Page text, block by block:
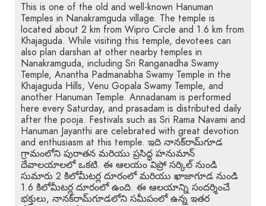
This is one of the old and well-known Hanuman
Temples in Nanakramguda village. The temple is
located about 2 km from Wipro Circle and 1.6 km from
Khajaguda. While visiting this temple, devotees can
also plan darshan at other nearby temples in
Nanakramguda, including Sri Ranganadha Swamy
Temple, Anantha Padmanabha Swamy Temple in the
Khajaguda Hills, Venu Gopala Swamy Temple, and
another Hanuman Temple. Annadanam is performed
here every Saturday, and prasadam is distributed daily
after the pooja. Festivals such as Sri Rama Navami and
Hanuman Jayanthi are celebrated with great devotion
and enthusiasm at this temple. ఇది నానక్‌రామ్‌గూడ
గ్రామంలోని పురాతన మరియు ప్రసిద్ధ హనుమాన్
దేవాలయాలలో ఒకటి. ఈ ఆలయం విప్రో సర్కిల్ నుండి
సుమారు 2 కిలోమీటర్ల దూరంలో మరియు ఖాజాగూడ నుండి
1.6 కిలోమీటర్ల దూరంలో ఉంది. ఈ ఆలయాన్ని సందర్శించే
భక్తులు, నానక్‌రామ్‌గూడలోని సమీపంలో ఉన్న ఇతర